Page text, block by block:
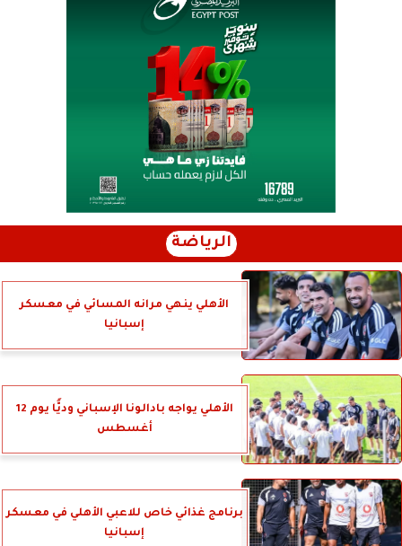
الرياضة
الأهلي ينهي مرانه المسائي في معسكر
إسبانيا
الأهلي يواجه بادالونا الإسباني وديًّا يوم 12
أغسطس
برنامج غذائي خاص للاعبي الأهلي في معسكر
إسبانيا